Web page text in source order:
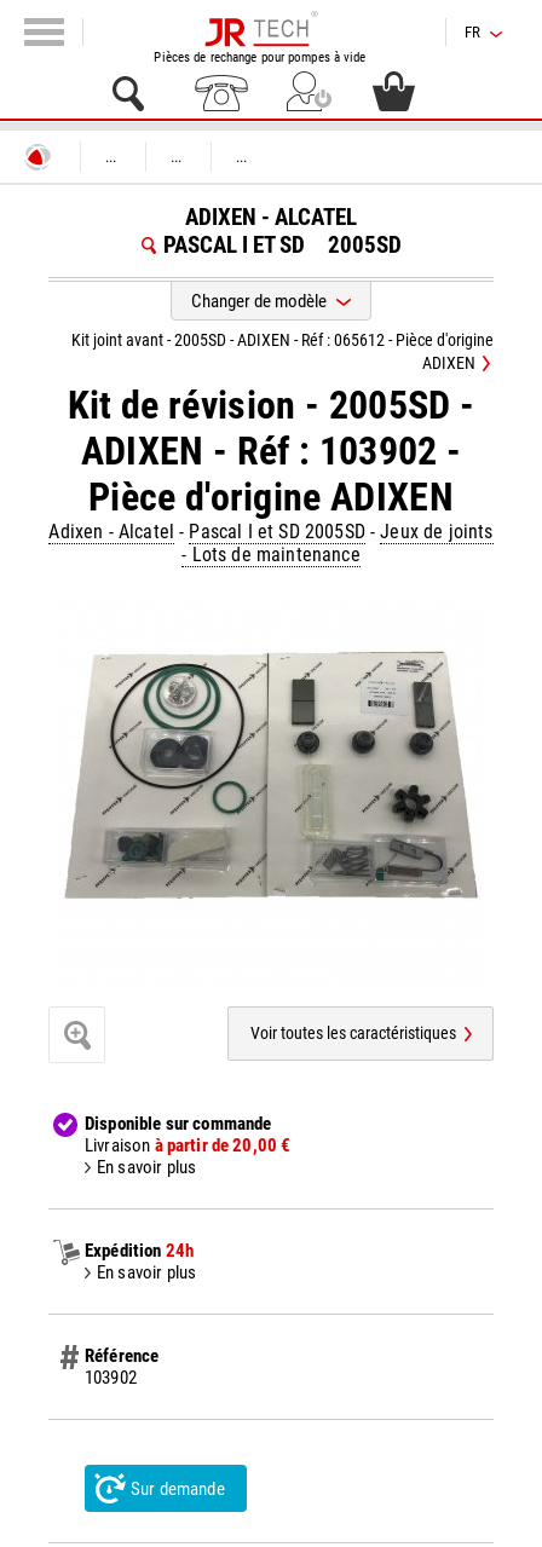
Pièces de rechange pour pompes à vide
FR
... ... ...
ADIXEN - ALCATEL
PASCAL I ET SD
2005SD
Changer de modèle
Kit de révision - 2005SD -
ADIXEN - Réf : 103902 -
Pièce d'origine ADIXEN
Adixen - Alcatel - Pascal I et SD 2005SD-Jeux de joints
- Lots de maintenance
Kit joint avant - 2005SD - ADIXEN - Réf : 065612 - Pièce d'origine
ADIXEN
Voir toutes les caractéristiques
Disponible sur commande
Livraison à partir de 20,00 €
En savoir plus
Expédition 24h
En savoir plus
Référence
103902
Sur demande